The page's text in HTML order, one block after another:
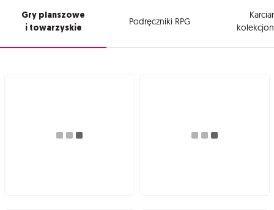
Gry planszowe
i towarzyskie
Podręczniki RPG